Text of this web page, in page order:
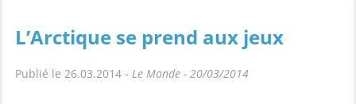
L’Arctique se prend aux jeux
Publié le 26.03.2014 - Le Monde - 20/03/2014